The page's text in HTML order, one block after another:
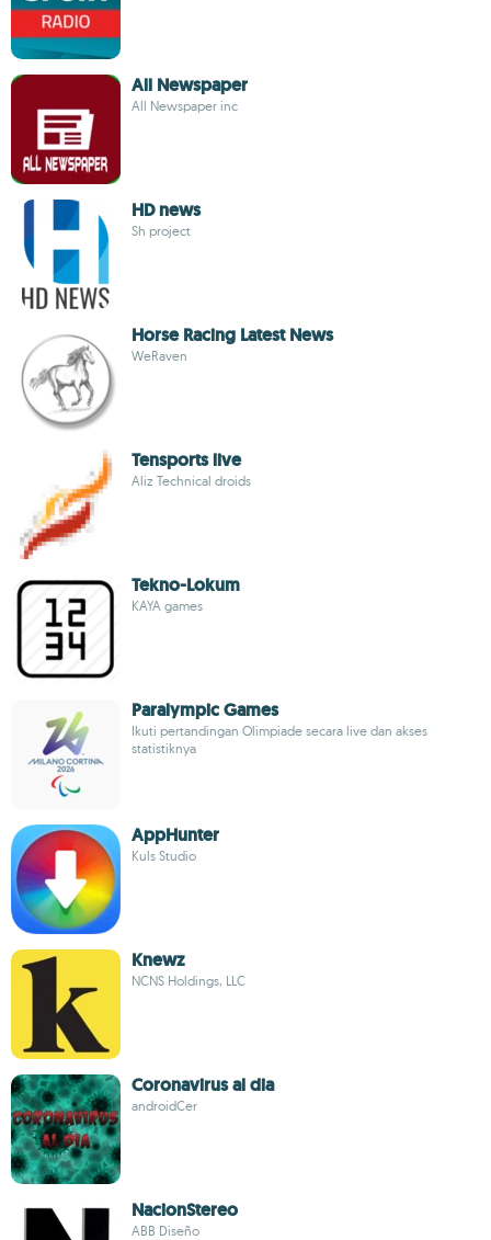
All Newspaper
All Newspaper inc
HD news
Sh project
Horse Racing Latest News
WeRaven
Tensports live
Aliz Technical droids
Tekno-Lokum
KAYA games
Paralympic Games
Ikuti pertandingan Olimpiade secara live dan akses
statistiknya
AppHunter
Kuls Studio
Knewz
NCNS Holdings, LLC
Coronavirus al dia
androidCer
NacionStereo
ABB Diseño